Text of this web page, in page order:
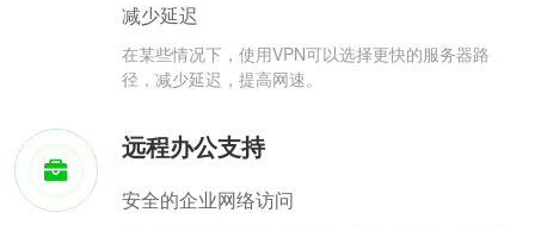
减少延迟
在某些情况下，使用VPN可以选择更快的服务器路
径，减少延迟，提高网速。
远程办公支持
安全的企业网络访问